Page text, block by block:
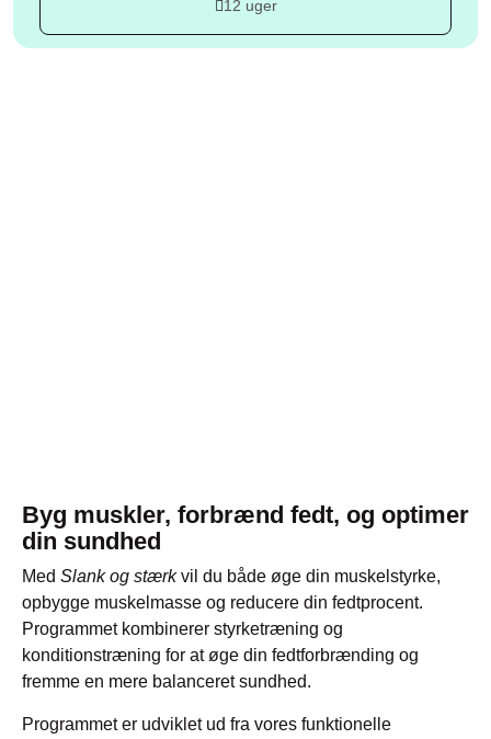
12 uger
Byg muskler, forbrænd fedt, og optimer
din sundhed
Med Slank og stærkvil du både øge din muskelstyrke,
opbygge muskelmasse og reducere din fedtprocent.
Programmet kombinerer styrketræning og
konditionstræning for at øge din fedtforbrænding og
fremme en mere balanceret sundhed.
Programmet er udviklet ud fra vores funktionelle